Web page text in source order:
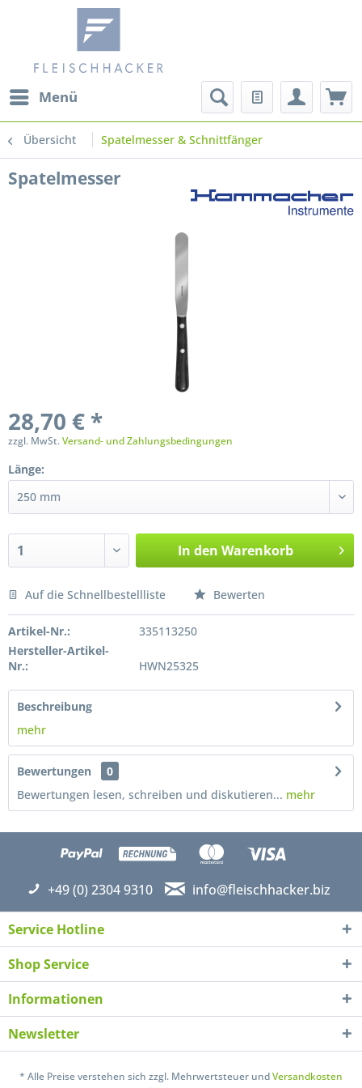
Menü
Übersicht Spatelmesser & Schnittfänger
Spatelmesser
28,70 € *
zzgl. MwSt.Versand- und Zahlungsbedingungen
Länge:
In den Warenkorb
Preis anfragen
Ich habe dieDatenschutzerklärunggelesen,
verstanden und stimme zu. *
Auf die Schnellbestellliste Bewerten
Artikel-Nr.:
335113250
Hersteller-Artikel-
Nr.:
HWN25325
Beschreibung
mehr
Bewertungen
0
Bewertungen lesen, schreiben und diskutieren... mehr
+49 (0) 2304 9310 info@fleischhacker.biz
Service Hotline
Shop Service
Informationen
Newsletter
* Alle Preise verstehen sich zzgl. Mehrwertsteuer undVersandkosten